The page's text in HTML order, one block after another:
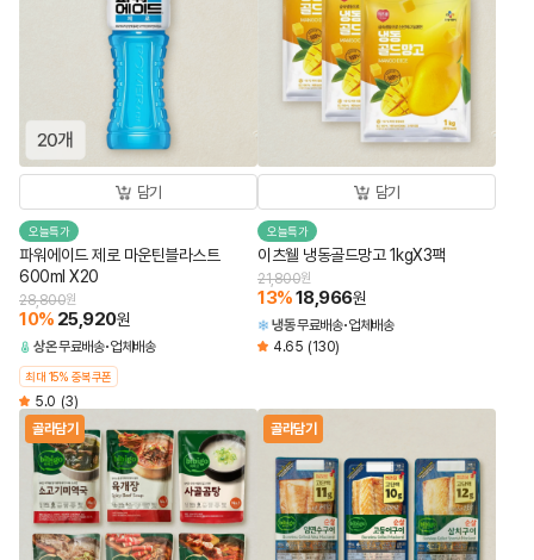
담기
오늘특가
파워에이드 제로 마운틴블라스트
600ml X20
28,800원
10% 25,920원
상온무료배송 업체배송
최대 15% 중복쿠폰
5.0 (3)
담기
오늘특가
이츠웰 냉동골드망고 1kgX3팩
21,800원
13%18,966원
냉동무료배송 업체배송
4.65 (130)
골라담기 골라담기